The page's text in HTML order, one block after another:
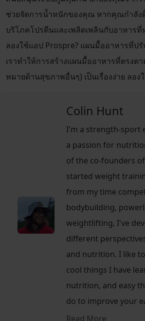
ช่วยจัดการน้ำหนักของคุณ หากคุณกำลัง
บริโภคโปรตีนและเพลิดเพลินกับอาหาร
ลองใช้แอป Prospre? แผนมื้ออาหารที่ป
เราทำให้การสร้างแผนมื้ออาหารที่ตรงต
หมายด้านสุขภาพอื่นๆ) เป็นเรื่องง่าย ลอง
Colin Hunt
I'm a strength-sport
a passion for
of the co-founders
started weight
from my time
bodybuilding,
weightlifting, I've
different
and nutrition. I like
cool things I have
nutrition, and easy
do to improve your
Read More